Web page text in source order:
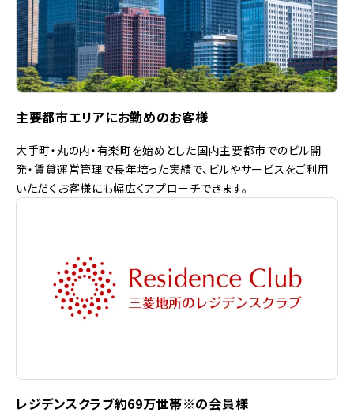
主要都市エリアにお勤めのお客様
大手町・丸の内・有楽町を始めとした国内主要都市でのビル開
発・賃貸運営管理で長年培った実績で、ビルやサービスをご利用
いただくお客様にも幅広くアプローチできます。
レジデンスクラブ約69万世帯※の会員様